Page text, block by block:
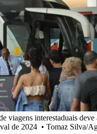
viagens interestaduais
de 2024 • Tomaz Silva/